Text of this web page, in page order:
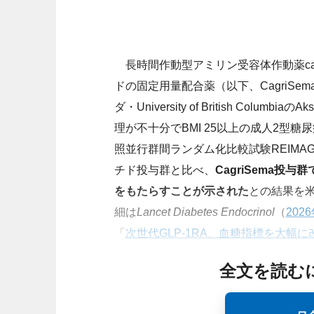
長時間作動型アミリン受容体作動薬
ドの固定用量配合薬（以下、
ダ・University of British Columbiaの
理が不十分でBMI 25以上の成人2型糖
照並行群間ランダム化比較試験
チド投与群と比べ、 CagriSema投与群
をもたらすことが示されたとの結果を
細はLancet Diabetes Endocrinol（2026
「 次世代GLP-1RA、血糖指標を大幅に
全文を読む